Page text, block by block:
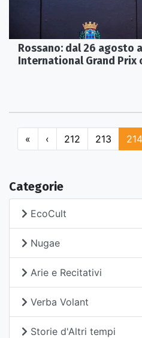
Rossano: dal 26 agosto
International Grand Prix
« ‹ 212 213 214
Categorie
EcoCult
Nugae
Arie e Recitativi
Verba Volant
Storie d'Altri tempi